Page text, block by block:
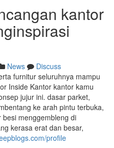
kantor
News
Discuss
furnitur seluruhnya mampu
Inside Kantor kantor kamu
jujur ini. dasar parket,
ke arah pintu terbuka,
menggembleng di
kerasa erat dan besar,
profile